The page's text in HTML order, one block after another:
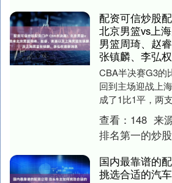
配资可信炒股
北京男篮vs上
男篮周琦、赵
张镇麟、李弘
CBA半决赛G3的
回到主场迎战上
成了1比1平，两
的长处，各打了
系列赛非常....
查看： 148 来
排名第一的炒
国内最靠谱的
挑选合适的汽